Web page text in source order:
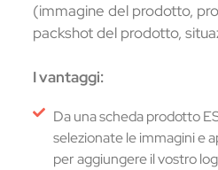
(immagine del prodotto,
packshot del prodotto,
I vantaggi:
Da una scheda prodotto
selezionate le immagini e
per aggiungere il vostro